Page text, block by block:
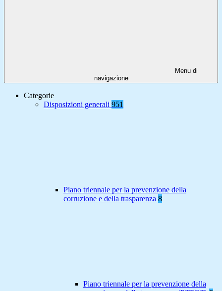
Menu di
navigazione
Categorie
Disposizioni generali 951
Piano triennale per la prevenzione della
corruzione e della trasparenza 8
Piano triennale per la prevenzione della